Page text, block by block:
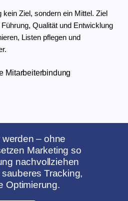
Ziel, sondern ein Mittel. Ziel
Qualität und Entwicklung
Listen pflegen und
Mitarbeiterbindung
– ohne
Marketing so
nachvollziehen
Tracking,
Optimierung.